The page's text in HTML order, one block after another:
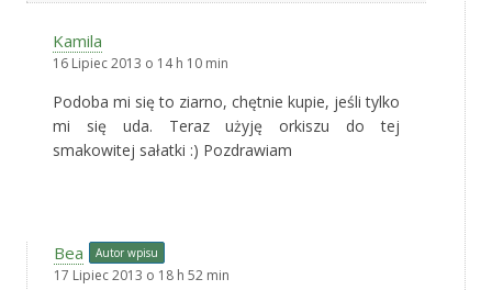
Kamila
16 Lipiec 2013 o 14 h 10 min
Podoba mi się to ziarno, chętnie kupie, jeśli tylko
mi się uda. Teraz użyję orkiszu do tej
smakowitej sałatki :) Pozdrawiam
Bea Autor wpisu
17 Lipiec 2013 o 18 h 52 min